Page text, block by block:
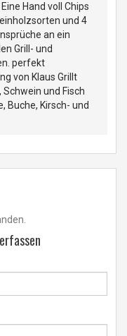
Hand voll Chips
und 4
an ein
Grill- und
perfekt
von Klaus Grillt
und Fisch
Buche, Kirsch- und